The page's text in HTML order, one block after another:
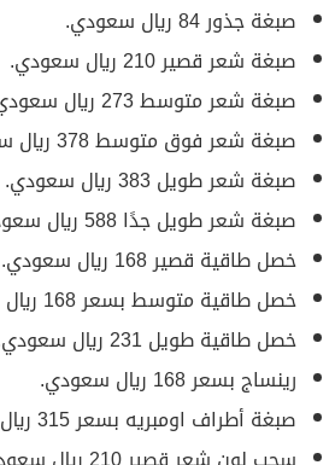
صبغة جذور 84 ريال سعودي.
صبغة شعر قصير 210 ريال سعودي.
صبغة شعر متوسط 273 ريال سعودي.
صبغة شعر فوق متوسط 378 ريال سعودي.
صبغة شعر طويل 383 ريال سعودي.
صبغة شعر طويل جدًا 588 ريال سعودي.
خصل طاقية قصير 168 ريال سعودي.
خصل طاقية متوسط بسعر 168 ريال سعودي.
خصل طاقية طويل 231 ريال سعودي.
رينساج بسعر 168 ريال سعودي.
صبغة أطراف اومبريه بسعر 315 ريال سعودي.